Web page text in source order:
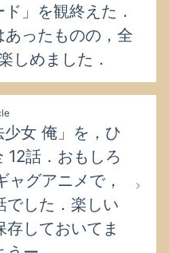
ド」を観終えた．
ったものの，全
しめました．
女 俺」を，ひ
12話．おもしろ
ャグアニメで，
でした．楽しい
しておいてま